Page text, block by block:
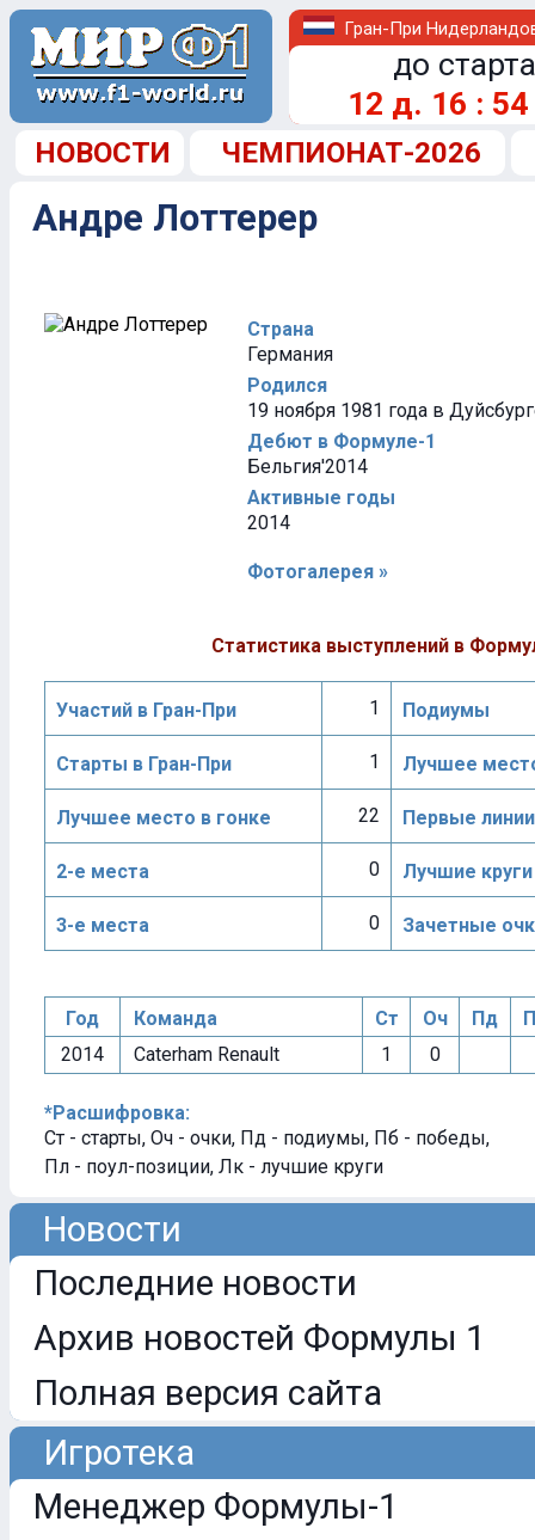
Гран-При
до
12 д. 16 : 54
НОВОСТИ ЧЕМПИОНАТ-2026
Андре Лоттерер
Страна
Германия
Родился
19 ноября 1981 года в
Дебют в Формуле-1
Бельгия'2014
Активные годы
2014
Фотогалерея »
Статистика выступлений в
Участий в Гран-При 1 Подиумы
Старты в Гран-При 1 Лучшее
Лучшее место в гонке 22 Первые линии
2-е места 0 Лучшие круги
3-е места 0 Зачетные
Год Команда Ст Оч Пд
2014
Caterham Renault 1 0
*Расшифровка:
Ст - старты, Оч - очки, Пд - подиумы, Пб - победы,
Пл - поул-позиции, Лк - лучшие круги
Новости
Последние новости
Архив новостей Формулы 1
Полная версия сайта
Игротека
Менеджер Формулы-1